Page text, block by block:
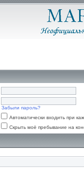
Забыли пароль?
Автоматически входить при
Скрыть моё пребывание на